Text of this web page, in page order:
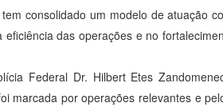
consolidado um modelo de atuação
das operações e no
Federal Dr. Hilbert Etes
marcada por operações relevantes e